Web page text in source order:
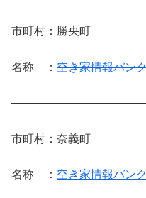
市町村：勝央町
名称 ： 空き家情報バン
市町村：奈義町
名称 ： 空き家情報バン